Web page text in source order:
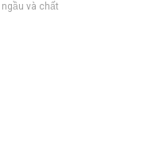
và chất